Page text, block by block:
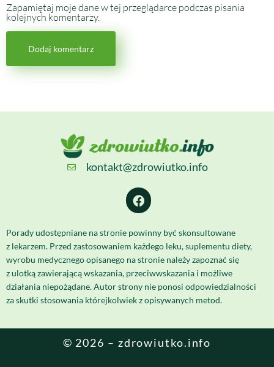
Zapamiętaj moje dane w tej przeglądarce podczas pisania
kolejnych komentarzy.
kontakt@zdrowiutko.info
Porady udostępniane na stronie powinny być skonsultowane
z lekarzem. Przed zastosowaniem każdego leku, suplementu diety,
wyrobu medycznego opisanego na stronie należy zapoznać się
z ulotką zawierającą wskazania, przeciwwskazania i możliwe
działania niepożądane. Autor strony nie ponosi odpowiedzialności
za skutki stosowania którejkolwiek z opisywanych metod.
© 2026 – zdrowiutko.info